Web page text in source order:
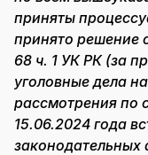
приняты
принято решение
68 ч. 1 УК РК (за
уголовные дела
рассмотрения по
15.06.2024 года